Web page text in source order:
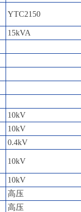
YTC2150
15kVA
10kV
10kV
0.4kV
10kV
10kV
高压
高压